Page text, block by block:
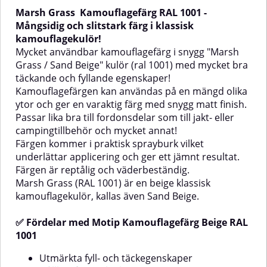
sprayburk vilket underlättar
applicering och ger ett jämt
resultat. Färgen är reptålig och
väderbeständig.✅ Fördelar med
Motip KamouflagefärgUtmärkta
fyll- och täckegenskaperHållbar
färg Repfri och
stötsäkerKorrosionsförebyggandeUtmärkt
vidhäftningKamouflagefärgen
lämpar sig för ytor av:
TräMetallAluminiumGlasStenTextilOlika
typer av plast.AnvändningFöre
användning, läs noggrant
instruktionerna på förpackningen
och agera därefter.Ytan som ska
behandlas ska vara ren, torr och
fri från fett. Avlägsna lös gammal
lack och rost och slipa
rumstemperatur. Bästa
bearbetningstemperatur är 10 till
25°C.Skaka aerosolen i 2 minuter
prov.Avstånd till ytan som ska
som till jakt- eller
campingtillbehör och mycket
annat!Kommer i praktisk
sprayburk vilket underlättar
applicering och ger ett jämnt
resultat. Färgen är reptålig och
väderbeständig. Kulören Grey
olive RAL 6006 ingår i kategorin
gröna nyanser.✅ Fördelar med
Motip Kamouflagefärg Grey Olive
RAL 6006Utmärkta fyll- och
täckegenskaperHållbar färg och
glansRepfri och
vidhäftningKamouflagefärgen
lämpar sig för ytor
typer av plast.AnvändningFöre
instruktionerna på förpackningen
och agera därefter.Ytan som ska
lack och rost och slipa
Marsh Grass Kamouflagefärg RAL 1001 -
Mångsidig och slitstark färg i klassisk
kamouflagekulör!
Mycket användbar kamouflagefärg i snygg "Marsh
Grass / Sand Beige" kulör (ral 1001) med mycket bra
täckande och fyllande egenskaper!
Kamouflagefärgen kan användas på en mängd olika
ytor och ger en varaktig färg med snygg matt finish.
Passar lika bra till fordonsdelar som till jakt- eller
campingtillbehör och mycket annat!
Färgen kommer i praktisk sprayburk vilket
underlättar applicering och ger ett jämnt resultat.
Färgen är reptålig och väderbeständig.
Marsh Grass (RAL 1001) är en beige klassisk
kamouflagekulör, kallas även Sand Beige.
✅ Fördelar med Motip Kamouflagefärg Beige RAL
1001
Utmärkta fyll- och täckegenskaper